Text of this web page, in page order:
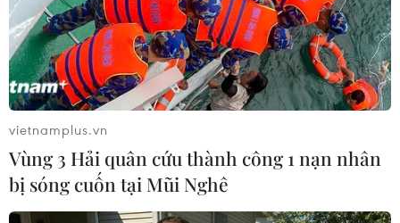
Nhất/TTXVN)
vietnamplus.vn
Vùng 3 Hải quân cứu thành công 1 nạn nhân
bị sóng cuốn tại Mũi Nghê